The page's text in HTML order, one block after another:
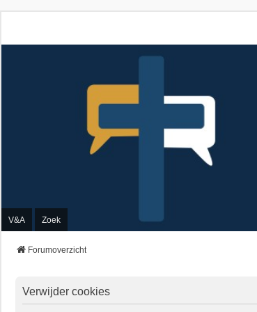
V&A Zoek
Forumoverzicht
Verwijder cookies